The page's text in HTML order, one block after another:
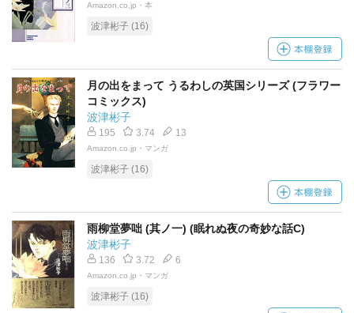
Amazon.co.jp・本
波津彬子 (16)
月の出をまって うるわしの英国シリーズ (フラワー
コミックス)
波津彬子
195 3.74 13
Amazon.co.jp・マンガ
波津彬子 (16)
雨柳堂夢咄 (其ノ一) (眠れぬ夜の奇妙な話C)
波津彬子
136 3.72 6
Amazon.co.jp・マンガ
波津彬子 (16)